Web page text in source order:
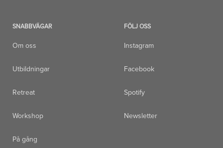
SNABBVÄGAR
Om oss
Utbildningar
Retreat
Workshop
På gång
FÖLJ OSS
Instagram
Facebook
Spotify
Newsletter